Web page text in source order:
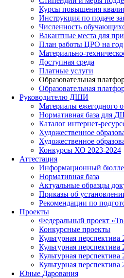
Курсы повышения
Инструкция по подаче
Численность
Вакантные места для
План работы ЦРО на год
Материально-
Доступная среда
Платные услуги
Образовательная
Образовательная
Руководителю ДШИ
Материалы ежегодного
Нормативная база для
Каталог интернет-
Художественное
Художественное
Конкурсы ХО 2023-2024
Аттестация
Информационный
Нормативная база
Актуальные образцы
Приказы об
Рекомендации по
Проекты
Федеральный проект
Конкурсные проекты
Культурная перспектива
Культурная перспектива
Культурная перспектива
Культурная перспектива
Юные Дарования